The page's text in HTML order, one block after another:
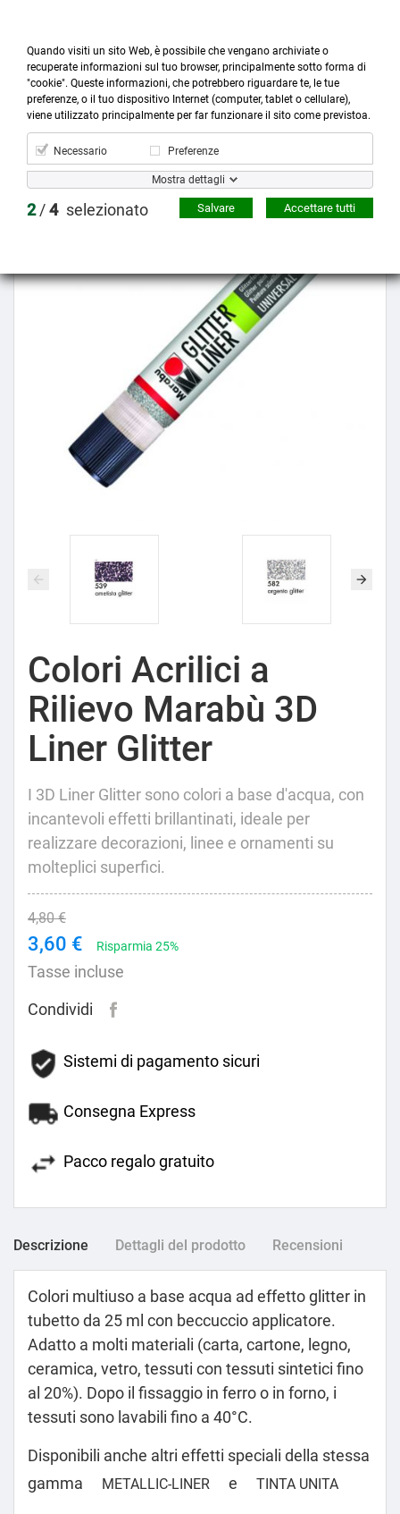

Prodotti

Account

Cerca
more_horiz
Menù
shopping_cart
Prezzo scontato
Colori Acrilici a
Rilievo Marabù 3D
Liner Glitter
I 3D Liner Glitter sono colori a base d'acqua, con
incantevoli effetti brillantinati, ideale per
realizzare decorazioni, linee e ornamenti su
molteplici superfici.
4,80 €
3,60 € Risparmia 25%
Tasse incluse
Condividi
Sistemi di pagamento sicuri
Consegna Express
Pacco regalo gratuito
Descrizione Dettagli del prodotto Recensioni
Colori multiuso a base acqua ad effetto glitter in
tubetto da 25 ml con beccuccio applicatore.
Adatto a molti materiali (carta, cartone, legno,
ceramica, vetro, tessuti con tessuti sintetici fino
al 20%). Dopo il fissaggio in ferro o in forno, i
tessuti sono lavabili fino a 40°C.
Disponibili anche altri effetti speciali della stessa
gamma
METALLIC-LINER e TINTA UNITA
Quando visiti un sito Web, è possibile che vengano archiviate o
recuperate informazioni sul tuo browser, principalmente sotto forma di
"cookie". Queste informazioni, che potrebbero riguardare te, le tue
preferenze, o il tuo dispositivo Internet (computer, tablet o cellulare),
viene utilizzato principalmente per far funzionare il sito come previstoa.
Necessario Preferenze
Mostra dettagli
2/4 selezionato Accettare tutti
Salvare